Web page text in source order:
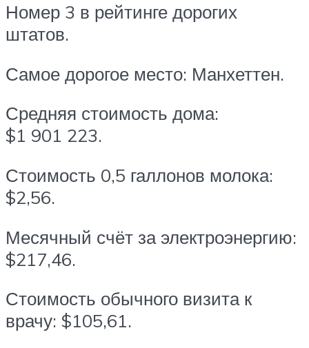
Номер 3 в рейтинге дорогих
штатов.
Самое дорогое место: Манхеттен.
Средняя стоимость дома:
$1 901 223.
Стоимость 0,5 галлонов молока:
$2,56.
Месячный счёт за электроэнергию:
$217,46.
Стоимость обычного визита к
врачу: $105,61.